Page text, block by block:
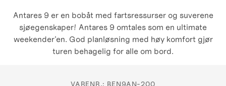
Antares 9 er en bobåt med fartsressurser og suverene
sjøegenskaper! Antares 9 omtales som en ultimate
weekender'en. God planløsning med høy komfort gjør
turen behagelig for alle om bord.
VARENR.: BEN9AN-200